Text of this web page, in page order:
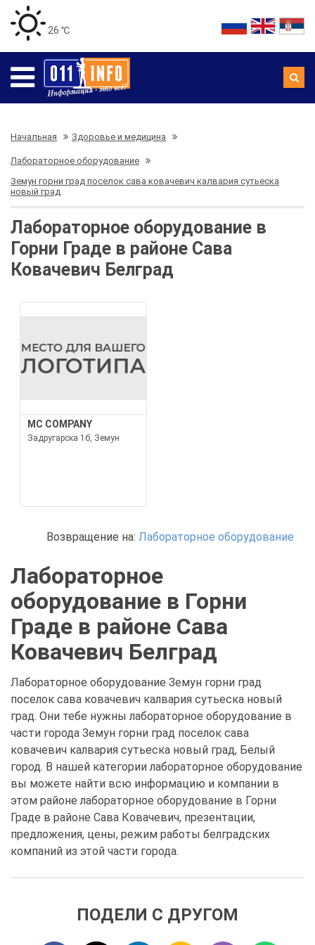
26 ℃
Начальная Здоровье и медицина
Лабораторное оборудование
Земун горни град поселок сава ковачевич калвария сутьеска
новый град
Лабораторное оборудование в
Горни Граде в районе Сава
Ковачевич Белград
MC COMPANY
Задругарска 1б, Земун
Возвращение на: Лабораторное оборудование
Лабораторное
оборудование в Горни
Граде в районе Сава
Ковачевич Белград
Лабораторное оборудование Земун горни град
поселок сава ковачевич калвария сутьеска новый
град. Они тебе нужны лабораторное оборудование в
части города Земун горни град поселок сава
ковачевич калвария сутьеска новый град, Белый
город. В нашей категории лабораторное оборудование
вы можете найти всю информацию и компании в
этом районе лабораторное оборудование в Горни
Граде в районе Сава Ковачевич, презентации,
предложения, цены, режим работы белградских
компаний из этой части города.
ПОДЕЛИ С ДРУГОМ